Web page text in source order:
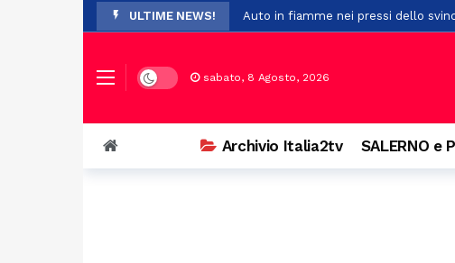
ULTIME NEWS! Auto in fiamme nei pressi dello
Il maltempo provoca la caduta di
Pompei, nuovo studio su Oplontis:
Premio Terre del Bussento, si
Ostello del centro storico di
Prodotti non sicuri, sequestrati
Vasto incendio a San Chirico.
Dark mode sabato, 8 Agosto, 2026
Archivio Italia2tv SALERNO e